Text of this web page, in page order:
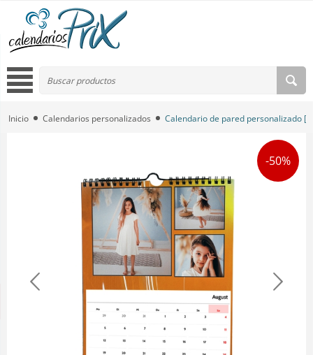
Inicio Calendarios personalizados Calendario de pared personalizado
-50%